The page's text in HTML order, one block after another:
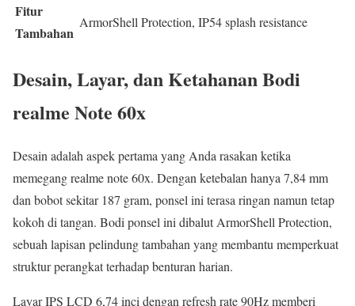
Fitur
Tambahan
ArmorShell Protection, IP54 splash resistance
Desain, Layar, dan Ketahanan Bodi
realme Note 60x
Desain adalah aspek pertama yang Anda rasakan ketika
memegang realme note 60x. Dengan ketebalan hanya 7,84 mm
dan bobot sekitar 187 gram, ponsel ini terasa ringan namun tetap
kokoh di tangan. Bodi ponsel ini dibalut ArmorShell Protection,
sebuah lapisan pelindung tambahan yang membantu memperkuat
struktur perangkat terhadap benturan harian.
Layar IPS LCD 6,74 inci dengan refresh rate 90Hz memberi